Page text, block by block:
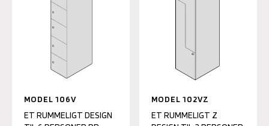
MODEL 106V
ET RUMMELIGT DESIGN
MODEL 102VZ
ET RUMMELIGT Z